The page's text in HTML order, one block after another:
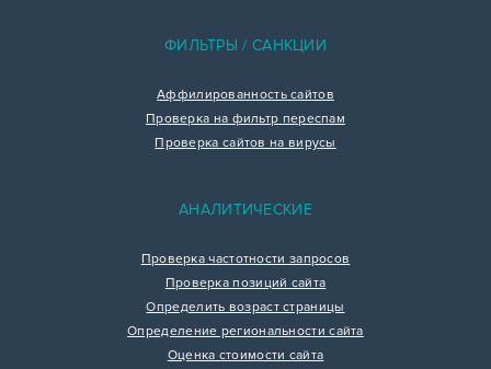
ФИЛЬТРЫ / САНКЦИИ
Аффилированность сайтов
Проверка на фильтр переспам
Проверка сайтов на вирусы
АНАЛИТИЧЕСКИЕ
Проверка частотности запросов
Проверка позиций сайта
Определить возраст страницы
Определение региональности сайта
Оценка стоимости сайта